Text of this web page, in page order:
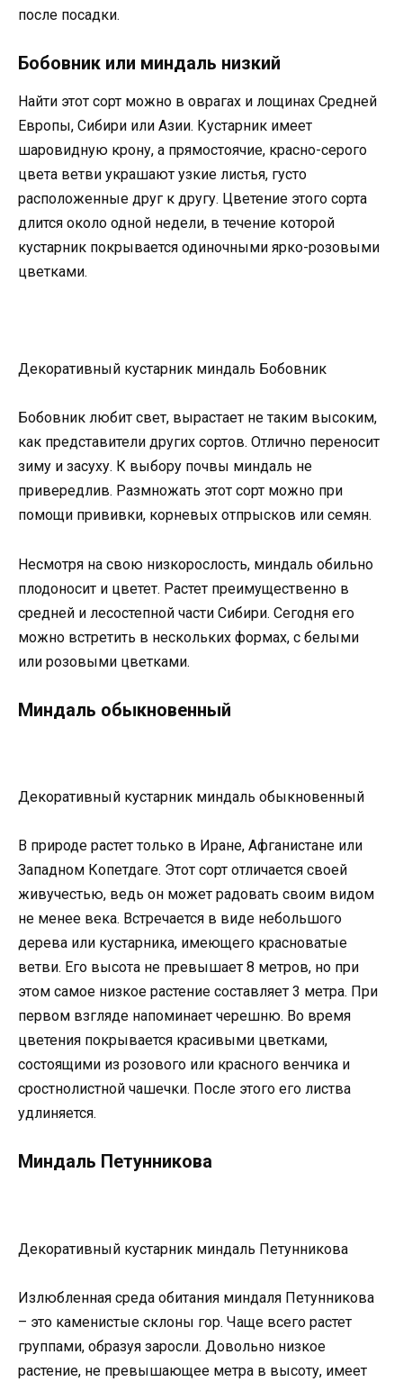
после посадки.
Бобовник или миндаль низкий
Найти этот сорт можно в оврагах и лощинах Средней
Европы, Сибири или Азии. Кустарник имеет
шаровидную крону, а прямостоячие, красно-серого
цвета ветви украшают узкие листья, густо
расположенные друг к другу. Цветение этого сорта
длится около одной недели, в течение которой
кустарник покрывается одиночными ярко-розовыми
цветками.
Декоративный кустарник миндаль Бобовник
Бобовник любит свет, вырастает не таким высоким,
как представители других сортов. Отлично переносит
зиму и засуху. К выбору почвы миндаль не
привередлив. Размножать этот сорт можно при
помощи прививки, корневых отпрысков или семян.
Несмотря на свою низкорослость, миндаль обильно
плодоносит и цветет. Растет преимущественно в
средней и лесостепной части Сибири. Сегодня его
можно встретить в нескольких формах, с белыми
или розовыми цветками.
Миндаль обыкновенный
Декоративный кустарник миндаль обыкновенный
В природе растет только в Иране, Афганистане или
Западном Копетдаге. Этот сорт отличается своей
живучестью, ведь он может радовать своим видом
не менее века. Встречается в виде небольшого
дерева или кустарника, имеющего красноватые
ветви. Его высота не превышает 8 метров, но при
этом самое низкое растение составляет 3 метра. При
первом взгляде напоминает черешню. Во время
цветения покрывается красивыми цветками,
состоящими из розового или красного венчика и
сростнолистной чашечки. После этого его листва
удлиняется.
Миндаль Петунникова
Декоративный кустарник миндаль Петунникова
Излюбленная среда обитания миндаля Петунникова
– это каменистые склоны гор. Чаще всего растет
группами, образуя заросли. Довольно низкое
растение, не превышающее метра в высоту, имеет